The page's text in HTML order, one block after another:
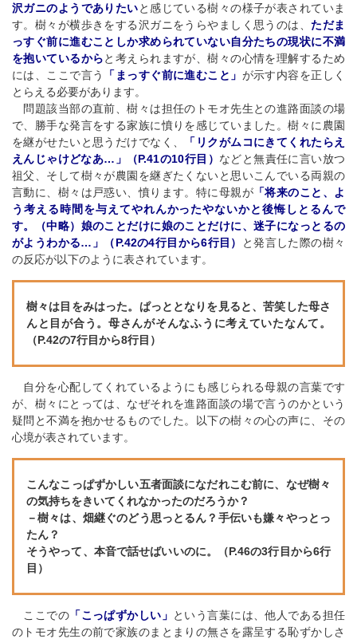
沢ガニのようでありたいと感じている樹々の様子が表されていま
す。樹々が横歩きをする沢ガニをうらやましく思うのは、ただま
っすぐ前に進むことしか求められていない自分たちの現状に不満
を抱いているからと考えられますが、樹々の心情を理解するため
には、ここで言う
「まっすぐ前に進むこと」 が示す内容を正しく
とらえる必要があります。
問題該当部の直前、樹々は担任のトモオ先生との進路面談の場
で、勝手な発言をする家族に憤りを感じていました。樹々に農園
を継がせたいと思うだけでなく、
「リクがムコにきてくれたらえ
えんじゃけどなあ…」（P.41の10行目） などと無責任に言い放つ
祖父、そして樹々が農園を継ぎたくないと思いこんでいる両親の
言動に、樹々は戸惑い、憤ります。特に母親が 「将来のこと、よ
う考える時間を与えてやれんかったやないかと後悔しとるんで
す。（中略）娘のことだけに娘のことだけに、迷子になっとるの
がようわかる…」（P.42の4行目から6行目）
と発言した際の樹々
の反応が以下のように表されています。
樹々は目をみはった。ぱっととなりを見ると、苦笑した母さ
んと目が合う。母さんがそんなふうに考えていたなんて。
（P.42の7行目から8行目）
自分を心配してくれているようにも感じられる母親の言葉です
が、樹々にとっては、なぜそれを進路面談の場で言うのかという
疑問と不満を抱かせるものでした。以下の樹々の心の声に、その
心境が表されています。
こんなこっぱずかしい五者面談になだれこむ前に、なぜ樹々
の気持ちをきいてくれなかったのだろうか？
－樹々は、畑継ぐのどう思っとるん？手伝いも嫌々やっとっ
たん？
そうやって、本音で話せばいいのに。（P.46の3行目から6行
目）
ここでの 「こっぱずかしい」 という言葉には、他人である担任
のトモオ先生の前で家族のまとまりの無さを露呈する恥ずかしさ